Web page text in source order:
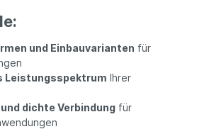
und Einbauvarianten für
Leistungsspektrum Ihrer
dichte Verbindung für